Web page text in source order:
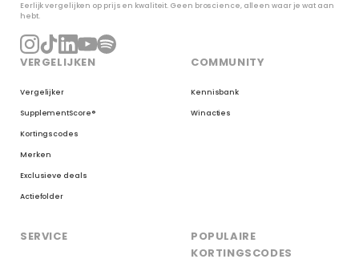
Eerlijk vergelijken op prijs en kwaliteit. Geen broscience, alleen waar je wat aan
hebt.
VERGELIJKEN
Vergelijker
SupplementScore®
Kortingscodes
Merken
Exclusieve deals
Actiefolder
COMMUNITY
Kennisbank
Winacties
SERVICE
POPULAIRE
KORTINGSCODES